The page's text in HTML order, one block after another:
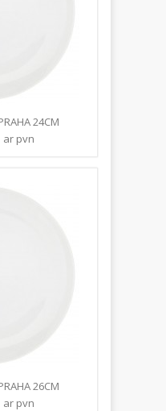
24CM
ar pvn
26CM
ar pvn